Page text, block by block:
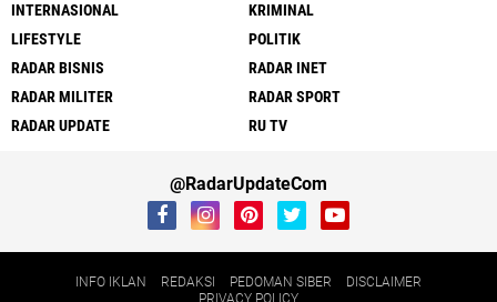
INTERNASIONAL
KRIMINAL
LIFESTYLE
POLITIK
RADAR BISNIS
RADAR INET
RADAR MILITER
RADAR SPORT
RADAR UPDATE
RU TV
@RadarUpdateCom
INFO IKLAN REDAKSI PEDOMAN SIBER
DISCLAIMER